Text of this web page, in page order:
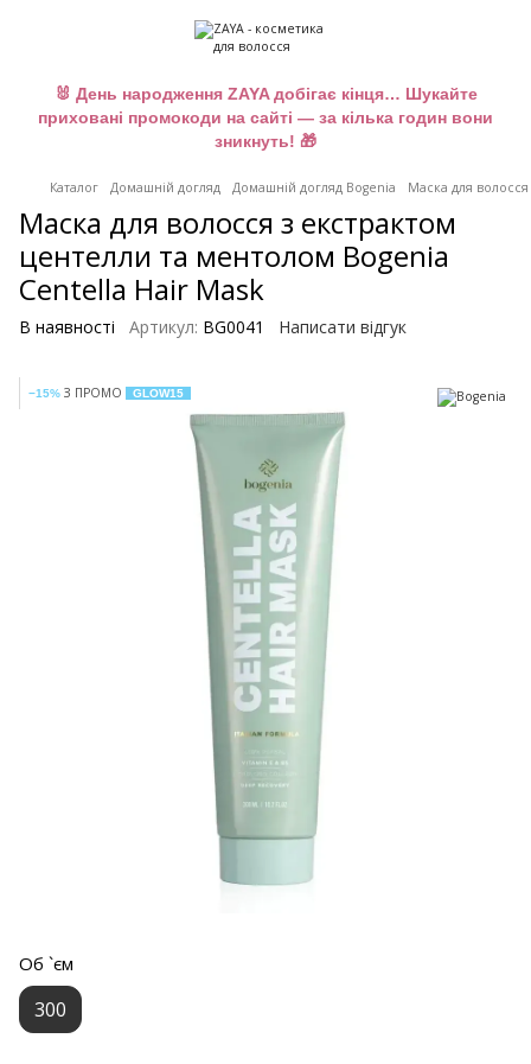
🐰 День народження ZAYA добігає кінця… Шукайте
приховані промокоди на сайті — за кілька годин вони
зникнуть! 🎁
Каталог Домашній догляд Домашній догляд Bogenia Маска для
Маска для волосся з екстрактом
центелли та ментолом Bogenia
Centella Hair Mask
В наявності Артикул: BG0041 Написати відгук
−15% З ПРОМО GLOW15
Об `єм
300